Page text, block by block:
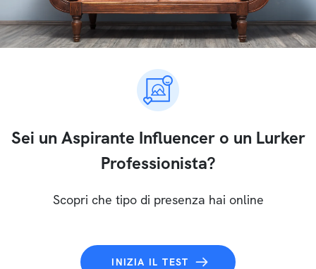
Sei un Aspirante Influencer o un Lurker
Professionista?
Scopri che tipo di presenza hai online
INIZIA IL TEST